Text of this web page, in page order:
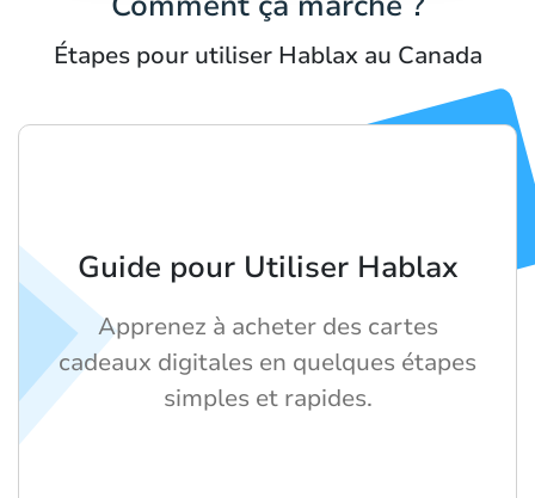
Étapes pour utiliser Hablax au Canada
Guide pour Utiliser Hablax
Apprenez à acheter des cartes
cadeaux digitales en quelques étapes
simples et rapides.